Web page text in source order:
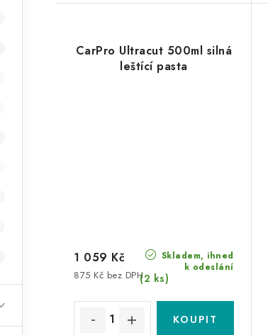
CarPro Ultracut 500ml silná
leštící pasta
Skladem, ihned
k odeslání
(2 ks)
875 Kč bez DPH
1 059 Kč